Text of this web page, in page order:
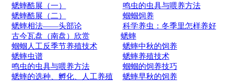
蟋蟀酷展（一）
蟋蟀酷展（二）
蟋蟀相法——头部论
古今瓦盘（南盘）欣赏
蝈蝈人工反季节养殖技术
蟋蟀虫谱
鸣虫的虫具与喂养方法
蟋蟀的选种、孵化、人工养殖
鸣虫的虫具与喂养方法
蝈蝈饲养
科学养虫：冬季里怎样养好
蟋蟀
蟋蟀中秋的饲养
蟋蟀养殖技术
蝈蝈的饲养技巧
蟋蟀早秋的饲养